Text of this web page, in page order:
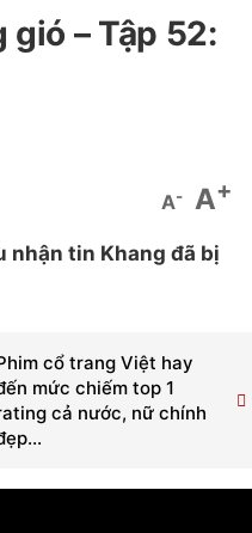
gió – Tập 52:
A- A+
nhận tin Khang đã bị
cổ trang Việt hay
mức chiếm top 1
cả nước, nữ chính